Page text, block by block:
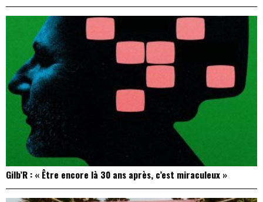
Gilb’R : « Être encore là 30 ans après, c’est miraculeux »